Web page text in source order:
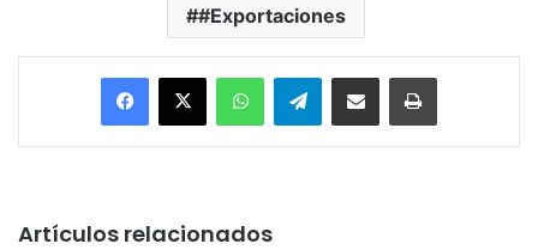
#Exportaciones
Facebook
X WhatsAppTelegramEnviar vía email Imprimir
Artículos relacionados